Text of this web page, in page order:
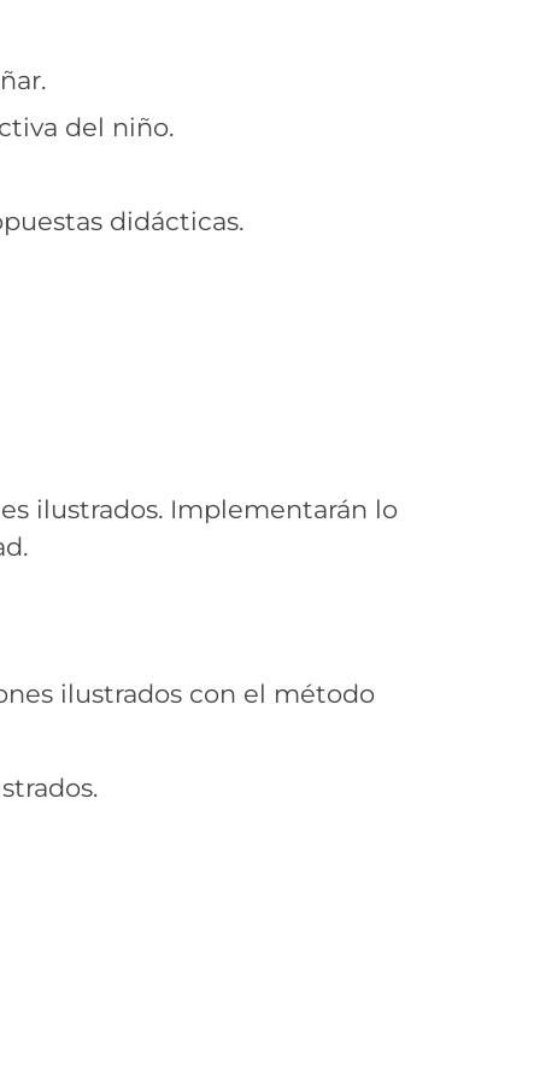
del niño.
didácticas.
ilustrados. Implementarán lo
ilustrados con el método